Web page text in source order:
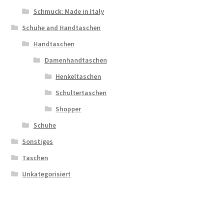
Schmuck: Made in Italy
Schuhe and Handtaschen
Handtaschen
Damenhandtaschen
Henkeltaschen
Schultertaschen
Shopper
Schuhe
Sonstiges
Taschen
Unkategorisiert